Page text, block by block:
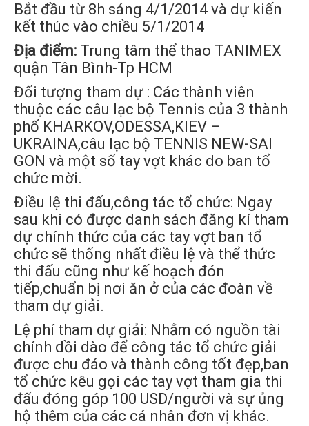
Bắt đầu từ 8h sáng 4/1/2014 và dự kiến
kết thúc vào chiều 5/1/2014
Địa điểm: Trung tâm thể thao TANIMEX
quận Tân Bình-Tp HCM
Đối tượng tham dự : Các thành viên
thuộc các câu lạc bộ Tennis của 3 thành
phố KHARKOV,ODESSA,KIEV –
UKRAINA,câu lạc bộ TENNIS NEW-SAI
GON và một số tay vợt khác do ban tổ
chức mời.
Điều lệ thi đấu,công tác tổ chức: Ngay
sau khi có được danh sách đăng kí tham
dự chính thức của các tay vợt ban tổ
chức sẽ thống nhất điều lệ và thể thức
thi đấu cũng như kế hoạch đón
tiếp,chuẩn bị nơi ăn ở của các đoàn về
tham dự giải.
Lệ phí tham dự giải: Nhằm có nguồn tài
chính dồi dào để công tác tổ chức giải
được chu đáo và thành công tốt đẹp,ban
tổ chức kêu gọi các tay vợt tham gia thi
đấu đóng góp 100 USD/người và sự ủng
hộ thêm của các cá nhân đơn vị khác.